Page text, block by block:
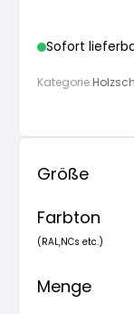
Schleifmittel
Sofort
Kategorie:
Größe
Farbton
(RAL,NCs etc.)
Menge